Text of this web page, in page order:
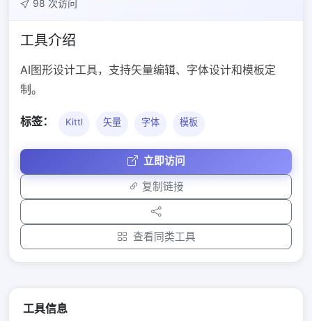
98 次访问
工具介绍
AI图形设计工具，支持矢量编辑、字体设计和模板定
制。
标签： Kittl 矢量 字体 模板
立即访问
复制链接
查看同类工具
工具信息